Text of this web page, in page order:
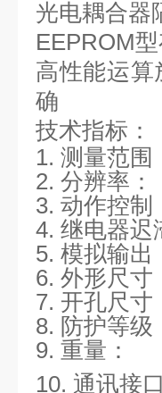
光电耦合器
EEPROM
高性能运算
确
技术指标：
1. 测量范围
2. 分辨率：
3. 动作控制
4. 继电器迟
5. 模拟输出
6. 外形尺寸
7. 开孔尺寸
8. 防护等级
9. 重量：
10. 通讯接